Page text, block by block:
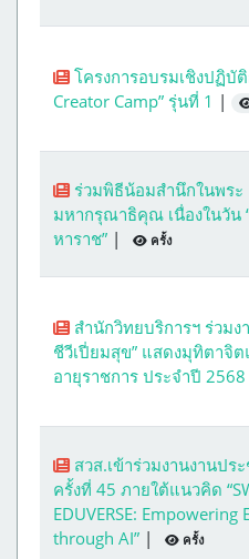
โครงการอบรมเชิงปฏิบัติ
Creator Camp” รุ่นที่ 1 |
ร่วมพิธีน้อมสำนึกในพระ
มหากรุณาธิคุณ เนื่องในวัน
หาราช” | ครั้ง
สำนักวิทยบริการฯ ร่วมง
ชีวีเปี่ยมสุข” แสดงมุทิตาจิ
อายุราชการ ประจำปี 2568
สวส.เข้าร่วมงานงานปร
ครั้งที่ 45 ภายใต้แนวคิด
EDUVERSE: Empowering
through AI” | ครั้ง